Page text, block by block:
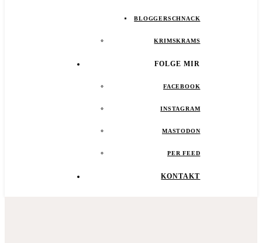
BLOGGERSCHNACK
KRIMSKRAMS
FOLGE MIR
FACEBOOK
INSTAGRAM
MASTODON
PER FEED
KONTAKT